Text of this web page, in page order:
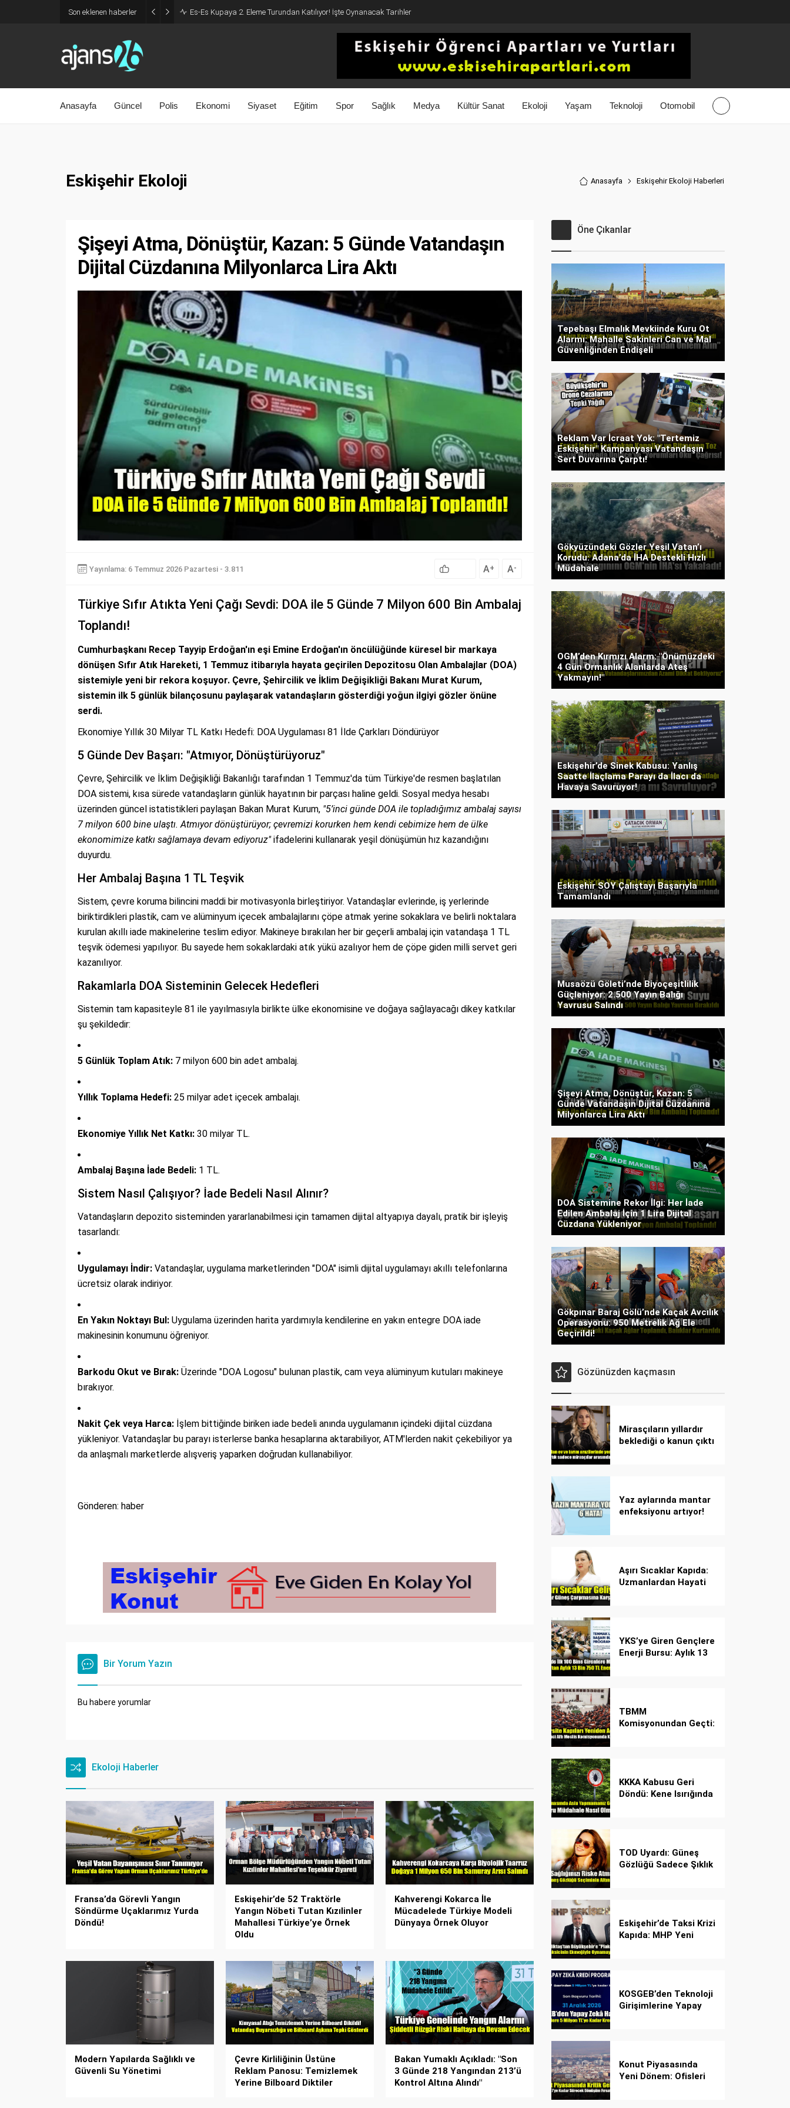
Son eklenen haberler Es-Es Kupaya 2. Eleme Turundan Katılıyor! İşte Oynanacak Tarihler
Anasayfa Güncel Polis Ekonomi Siyaset Eğitim Spor Sağlık Medya Kültür Sanat Ekoloji Yaşam Teknoloji Otomobil
Eskişehir Ekoloji Anasayfa Eskişehir Ekoloji Haberleri
Şişeyi Atma, Dönüştür, Kazan: 5 Günde Vatandaşın
Dijital Cüzdanına Milyonlarca Lira Aktı
Yayınlama: 6 Temmuz 2026 Pazartesi - 3.811 A+ A-
Türkiye Sıfır Atıkta Yeni Çağı Sevdi: DOA ile 5 Günde 7 Milyon 600 Bin Ambalaj
Toplandı!
Cumhurbaşkanı Recep Tayyip Erdoğan'ın eşi Emine Erdoğan'ın öncülüğünde küresel bir markaya
dönüşen Sıfır Atık Hareketi, 1 Temmuz itibarıyla hayata geçirilen Depozitosu Olan Ambalajlar (DOA)
sistemiyle yeni bir rekora koşuyor. Çevre, Şehircilik ve İklim Değişikliği Bakanı Murat Kurum,
sistemin ilk 5 günlük bilançosunu paylaşarak vatandaşların gösterdiği yoğun ilgiyi gözler önüne
serdi.
Ekonomiye Yıllık 30 Milyar TL Katkı Hedefi: DOA Uygulaması 81 İlde Çarkları Döndürüyor
5 Günde Dev Başarı: "Atmıyor, Dönüştürüyoruz"
Çevre, Şehircilik ve İklim Değişikliği Bakanlığı tarafından 1 Temmuz'da tüm Türkiye'de resmen başlatılan
DOA sistemi, kısa sürede vatandaşların günlük hayatının bir parçası haline geldi. Sosyal medya hesabı
üzerinden güncel istatistikleri paylaşan Bakan Murat Kurum, "5’inci günde DOA ile topladığımız ambalaj sayısı
7 milyon 600 bine ulaştı. Atmıyor dönüştürüyor; çevremizi korurken hem kendi cebimize hem de ülke
ekonomimize katkı sağlamaya devam ediyoruz"ifadelerini kullanarak yeşil dönüşümün hız kazandığını
duyurdu.
Her Ambalaj Başına 1 TL Teşvik
Sistem, çevre koruma bilincini maddi bir motivasyonla birleştiriyor. Vatandaşlar evlerinde, iş yerlerinde
biriktirdikleri plastik, cam ve alüminyum içecek ambalajlarını çöpe atmak yerine sokaklara ve belirli noktalara
kurulan akıllı iade makinelerine teslim ediyor. Makineye bırakılan her bir geçerli ambalaj için vatandaşa 1 TL
teşvik ödemesi yapılıyor. Bu sayede hem sokaklardaki atık yükü azalıyor hem de çöpe giden milli servet geri
kazanılıyor.
Rakamlarla DOA Sisteminin Gelecek Hedefleri
Sistemin tam kapasiteyle 81 ile yayılmasıyla birlikte ülke ekonomisine ve doğaya sağlayacağı dikey katkılar
şu şekildedir:
5 Günlük Toplam Atık: 7 milyon 600 bin adet ambalaj.
Yıllık Toplama Hedefi: 25 milyar adet içecek ambalajı.
Ekonomiye Yıllık Net Katkı: 30 milyar TL.
Ambalaj Başına İade Bedeli: 1 TL.
Sistem Nasıl Çalışıyor? İade Bedeli Nasıl Alınır?
Vatandaşların depozito sisteminden yararlanabilmesi için tamamen dijital altyapıya dayalı, pratik bir işleyiş
tasarlandı:
Uygulamayı İndir: Vatandaşlar, uygulama marketlerinden "DOA" isimli dijital uygulamayı akıllı telefonlarına
ücretsiz olarak indiriyor.
En Yakın Noktayı Bul: Uygulama üzerinden harita yardımıyla kendilerine en yakın entegre DOA iade
makinesinin konumunu öğreniyor.
Barkodu Okut ve Bırak: Üzerinde "DOA Logosu" bulunan plastik, cam veya alüminyum kutuları makineye
bırakıyor.
Nakit Çek veya Harca: İşlem bittiğinde biriken iade bedeli anında uygulamanın içindeki dijital cüzdana
yükleniyor. Vatandaşlar bu parayı isterlerse banka hesaplarına aktarabiliyor, ATM'lerden nakit çekebiliyor ya
da anlaşmalı marketlerde alışveriş yaparken doğrudan kullanabiliyor.
Gönderen: haber
Bir Yorum Yazın
Bu habere yorumlar
Ekoloji Haberler
Fransa’da Görevli Yangın
Söndürme Uçaklarımız Yurda
Döndü!
Eskişehir’de 52 Traktörle
Yangın Nöbeti Tutan Kızılinler
Mahallesi Türkiye’ye Örnek
Oldu
Kahverengi Kokarca İle
Mücadelede Türkiye Modeli
Dünyaya Örnek Oluyor
Modern Yapılarda Sağlıklı ve
Güvenli Su Yönetimi
Çevre Kirliliğinin Üstüne
Reklam Panosu: Temizlemek
Yerine Bilboard Diktiler
Bakan Yumaklı Açıkladı: "Son
3 Günde 218 Yangından 213’ü
Kontrol Altına Alındı"
Öne Çıkanlar
Tepebaşı Elmalık Mevkiinde Kuru Ot
Alarmı: Mahalle Sakinleri Can ve Mal
Güvenliğinden Endişeli
Reklam Var İcraat Yok: "Tertemiz
Eskişehir" Kampanyası Vatandaşın
Sert Duvarına Çarptı!
Gökyüzündeki Gözler Yeşil Vatan’ı
Korudu: Adana’da İHA Destekli Hızlı
Müdahale
OGM’den Kırmızı Alarm: "Önümüzdeki
4 Gün Ormanlık Alanlarda Ateş
Yakmayın!"
Eskişehir’de Sinek Kabusu: Yanlış
Saatte İlaçlama Parayı da İlacı da
Havaya Savuruyor!
Eskişehir SOY Çalıştayı Başarıyla
Tamamlandı
Musaözü Göleti’nde Biyoçeşitlilik
Güçleniyor: 2.500 Yayın Balığı
Yavrusu Salındı
Şişeyi Atma, Dönüştür, Kazan: 5
Günde Vatandaşın Dijital Cüzdanına
Milyonlarca Lira Aktı
DOA Sistemine Rekor İlgi: Her İade
Edilen Ambalaj İçin 1 Lira Dijital
Cüzdana Yükleniyor
Gökpınar Baraj Gölü’nde Kaçak Avcılık
Operasyonu: 950 Metrelik Ağ Ele
Geçirildi!
Gözünüzden kaçmasın
Mirasçıların yıllardır
beklediği o kanun çıktı
Yaz aylarında mantar
enfeksiyonu artıyor!
Aşırı Sıcaklar Kapıda:
Uzmanlardan Hayati
YKS’ye Giren Gençlere
Enerji Bursu: Aylık 13
TBMM
Komisyonundan Geçti:
KKKA Kabusu Geri
Döndü: Kene Isırığında
TOD Uyardı: Güneş
Gözlüğü Sadece Şıklık
Eskişehir’de Taksi Krizi
Kapıda: MHP Yeni
KOSGEB’den Teknoloji
Girişimlerine Yapay
Konut Piyasasında
Yeni Dönem: Ofisleri